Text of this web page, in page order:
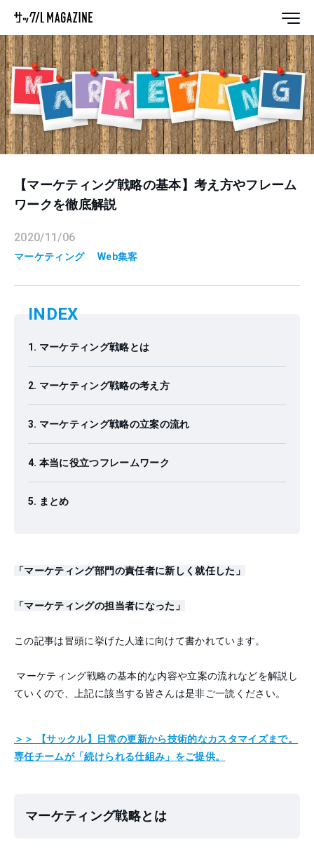
【マーケティング戦略の基本】考え方やフレーム
ワークを徹底解説
2020/11/06
マーケティング Web集客
INDEX
マーケティング戦略とは
マーケティング戦略の考え方
マーケティング戦略の立案の流れ
本当に役立つフレームワーク
まとめ
「マーケティング部門の責任者に新しく就任した」
「マーケティングの担当者になった」
この記事は冒頭に挙げた人達に向けて書かれています。
マーケティング戦略の基本的な内容や立案の流れなどを解説し
ていくので、上記に該当する皆さんは是非ご一読ください。
＞＞ 【サックル】日常の更新から技術的なカスタマイズまで。
専任チームが「続けられる仕組み」をご提供。
マーケティング戦略とは